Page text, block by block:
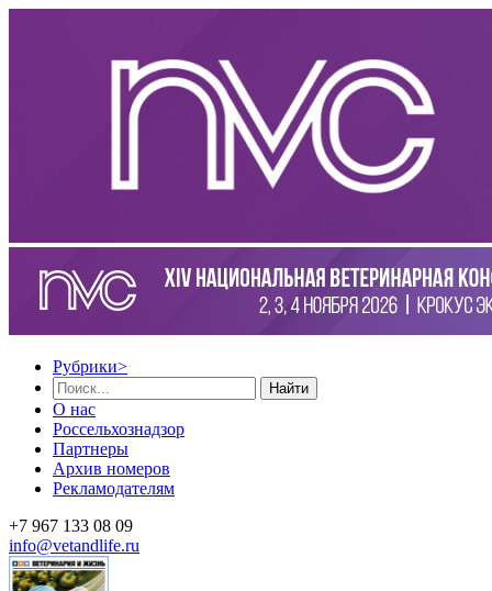
Рубрики>
Найти
О нас
Россельхознадзор
Партнеры
Архив номеров
Рекламодателям
+7 967 133 08 09
info@vetandlife.ru